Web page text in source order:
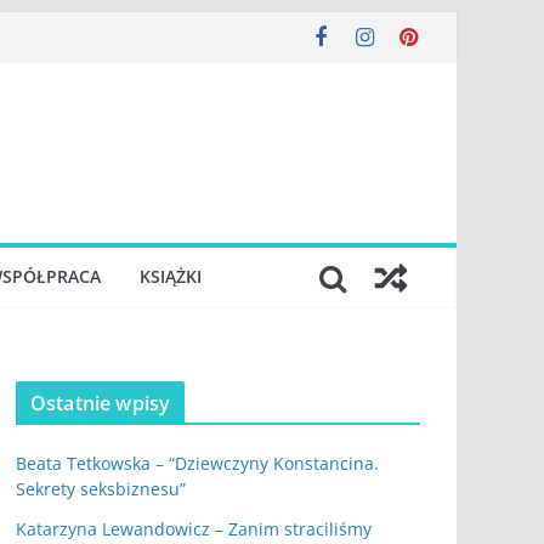
KSIĄŻKI
Ostatnie wpisy
Beata Tetkowska – “Dziewczyny Konstancina.
Sekrety seksbiznesu”
Katarzyna Lewandowicz – Zanim straciliśmy